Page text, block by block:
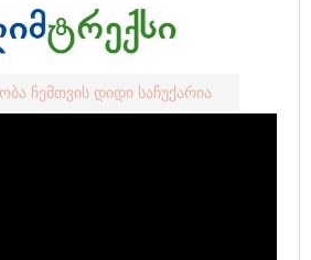
ჩემთვის დიდი საჩუქარია